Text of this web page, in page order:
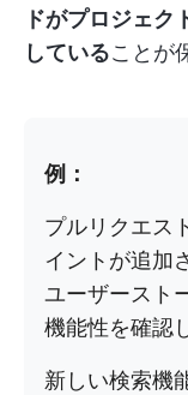
ドがプロジェク
していることが
例：
プルリクエス
イントが追加
ユーザースト
機能性を確認
新しい検索機